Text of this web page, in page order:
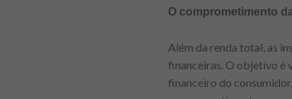
O comprometimento
Além da renda total, as
financeiras. O objetivo é
financeiro do